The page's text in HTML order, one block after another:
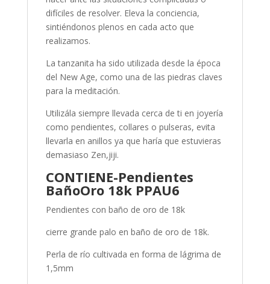
difíciles de resolver. Eleva la conciencia,
sintiéndonos plenos en cada acto que
realizamos.
La tanzanita ha sido utilizada desde la época
del New Age, como una de las piedras claves
para la meditación.
Utilizála siempre llevada cerca de ti en joyería
como pendientes, collares o pulseras, evita
llevarla en anillos ya que haría que estuvieras
demasiaso Zen,jiji.
CONTIENE-Pendientes
BañoOro 18k PPAU6
Pendientes con baño de oro de 18k
cierre grande palo en baño de oro de 18k.
Perla de río cultivada en forma de lágrima de
1,5mm